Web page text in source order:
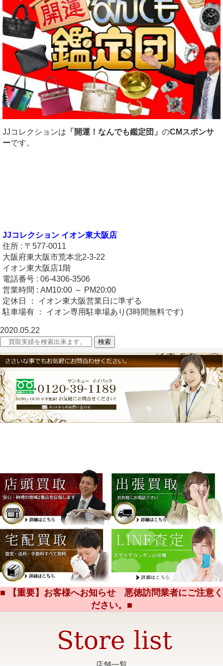
JJコレクションは 「開運！なんでも鑑定団」 のCMスポンサ
ーです。
JJコレクション イオン東大阪店
住所 : 〒577-0011
大阪府東大阪市荒本北2-3-22
イオン東大阪店1階
電話番号 : 06-4306-3506
営業時間 : AM10:00 ～ PM20:00
定休日 ： イオン東大阪営業日に準ずる
駐車場有 ： イオン専用駐車場あり(3時間無料です)
2020.05.22
■ 【重要】お客様へお知らせ 悪徳訪問業者にご注意く
ださい。■